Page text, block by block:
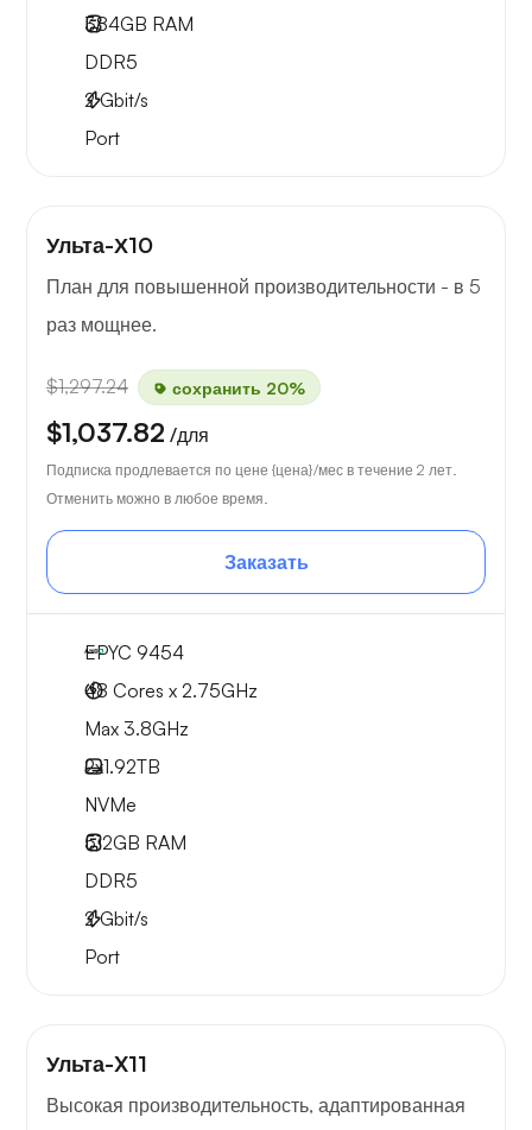
384GB RAM
DDR5
2Gbit/s
Port
Ульта-Х10
План для повышенной производительности - в 5
раз мощнее.
$1,297.24 сохранить 20%
$1,037.82 /для
Подписка продлевается по цене {цена}/мес в течение 2 лет.
Отменить можно в любое время.
Заказать
EPYC 9454
48 Cores x 2.75GHz
Max 3.8GHz
2x1.92TB
NVMe
512GB RAM
DDR5
2Gbit/s
Port
Ульта-X11
Высокая производительность, адаптированная